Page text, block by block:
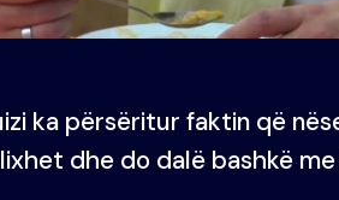
ka përsëritur faktin që
dhe do dalë bashkë